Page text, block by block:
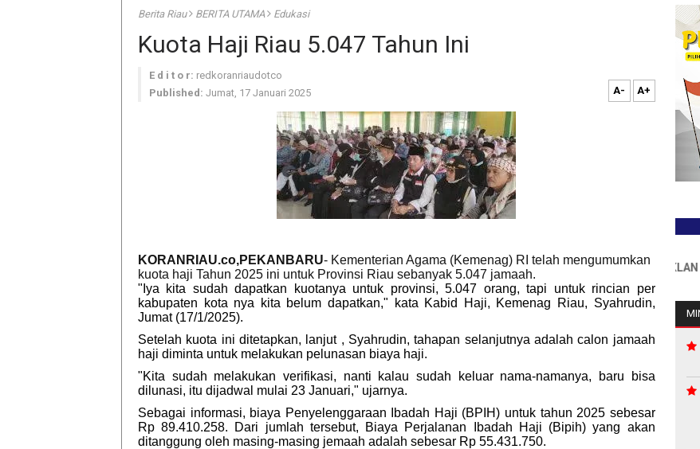
Berita Riau BERITA UTAMA Edukasi
Kuota Haji Riau 5.047 Tahun Ini
E d i t o r: redkoranriaudotco
Published: Jumat, 17 Januari 2025 A- A+
KORANRIAU.co,PEKANBARU- Kementerian Agama (Kemenag) RI telah mengumumkan
kuota haji Tahun 2025 ini untuk Provinsi Riau sebanyak 5.047 jamaah.
"Iya kita sudah dapatkan kuotanya untuk provinsi, 5.047 orang, tapi untuk rincian per
kabupaten kota nya kita belum dapatkan," kata Kabid Haji, Kemenag Riau, Syahrudin,
Jumat (17/1/2025).
Setelah kuota ini ditetapkan, lanjut , Syahrudin, tahapan selanjutnya adalah calon jamaah
haji diminta untuk melakukan pelunasan biaya haji.
"Kita sudah melakukan verifikasi, nanti kalau sudah keluar nama-namanya, baru bisa
dilunasi, itu dijadwal mulai 23 Januari," ujarnya.
Sebagai informasi, biaya Penyelenggaraan Ibadah Haji (BPIH) untuk tahun 2025 sebesar
Rp 89.410.258. Dari jumlah tersebut, Biaya Perjalanan Ibadah Haji (Bipih) yang akan
ditanggung oleh masing-masing jemaah adalah sebesar Rp 55.431.750.
INFO PEMASANGAN IKLAN HUB